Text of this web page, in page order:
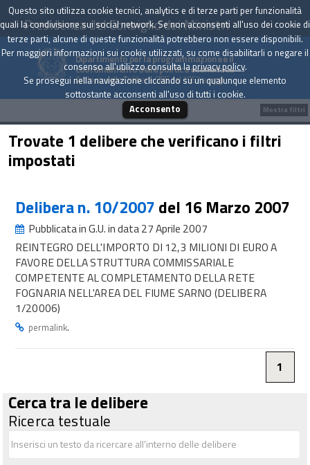
Presidenza del Consiglio dei Ministri
Dipartimento per la programmazione e il
coordinamento della politica economica
Archivio delle Delibere CIPE dal 1967 a oggi
Trovate 1 delibere che verificano i filtri
impostati
Delibera n. 10/2007 del 16 Marzo 2007
Pubblicata in G.U. in data 27 Aprile 2007
REINTEGRO DELL'IMPORTO DI 12,3 MILIONI DI EURO A
FAVORE DELLA STRUTTURA COMMISSARIALE
COMPETENTE AL COMPLETAMENTO DELLA RETE
FOGNARIA NELL'AREA DEL FIUME SARNO (DELIBERA
1/20006)
permalink.
1
Cerca tra le delibere
Ricerca testuale
Mostra filtri
Questo sito utilizza cookie tecnici, analytics e di terze parti per funzionalità
quali la condivisione sui social network. Se non acconsenti all'uso dei cookie di
terze parti, alcune di queste funzionalità potrebbero non essere disponibili.
Per maggiori informazioni sui cookie utilizzati, su come disabilitarli o negare il
consenso all'utilizzo consulta laprivacy policy.
Se prosegui nella navigazione cliccando su un qualunque elemento
sottostante acconsenti all'uso di tutti i cookie.
Acconsento